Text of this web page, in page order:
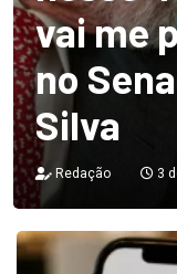
vai me
no
Silva
Redação 3